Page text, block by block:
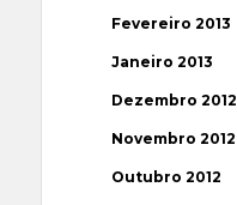
Fevereiro 2013
Janeiro 2013
Dezembro 2012
Novembro 2012
Outubro 2012